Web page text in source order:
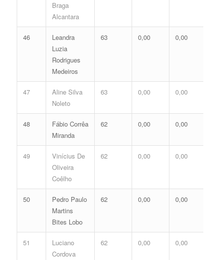
Braga
Alcantara
46
Leandra
Luzia
Rodrigues
Medeiros
63 0,00 0,00
47
Aline Silva
Noleto
63 0,00 0,00
48
Fábio Corrêa
Miranda
62 0,00 0,00
49
Vinícius De
Oliveira
Coêlho
62 0,00 0,00
50
Pedro Paulo
Martins
Bites Lobo
62 0,00 0,00
51
Luciano
Cordova
62 0,00 0,00